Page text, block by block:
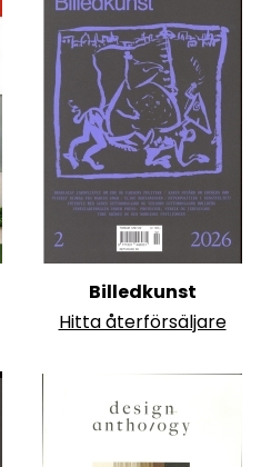
Billedkunst
Hitta återförsäljare